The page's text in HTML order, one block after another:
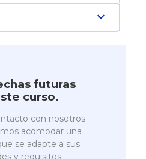
futuras
curso.
con nosotros
acomodar una
se adapte a sus
y requisitos.